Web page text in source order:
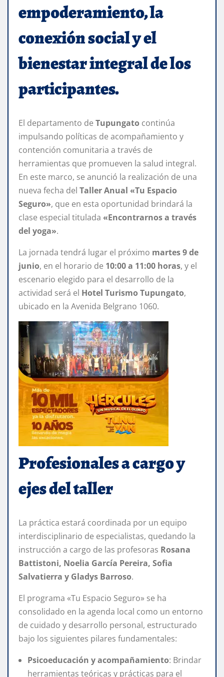
empoderamiento, la
conexión social y el
bienestar integral de los
participantes.
El departamento de Tupungato continúa
impulsando políticas de acompañamiento y
contención comunitaria a través de
herramientas que promueven la salud integral.
En este marco, se anunció la realización de una
nueva fecha del Taller Anual «Tu Espacio
Seguro», que en esta oportunidad brindará la
clase especial titulada «Encontrarnos a través
del yoga».
La jornada tendrá lugar el próximo martes 9 de
junio, en el horario de 10:00 a 11:00 horas, y el
escenario elegido para el desarrollo de la
actividad será el Hotel Turismo Tupungato,
ubicado en la Avenida Belgrano 1060.
Profesionales a cargo y
ejes del taller
La práctica estará coordinada por un equipo
interdisciplinario de especialistas, quedando la
instrucción a cargo de las profesoras Rosana
Battistoni, Noelia García Pereira, Sofia
Salvatierra y Gladys Barroso.
El programa «Tu Espacio Seguro» se ha
consolidado en la agenda local como un entorno
de cuidado y desarrollo personal, estructurado
bajo los siguientes pilares fundamentales:
Psicoeducación y acompañamiento: Brindar
herramientas teóricas y prácticas para el